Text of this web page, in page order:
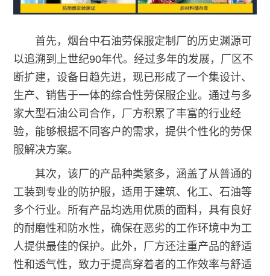
首先，烟台中石油劳保服定制厂的历史渊源可
以追溯到上世纪90年代。经过多年的发展，厂区不
断扩建，设备日趋先进，现已形成了一个集设计、
生产、销售于一体的综合性劳保服企业。通过与多
家大型石油公司合作，厂方积累了丰富的行业经
验，能够根据不同客户的需求，提供个性化的劳保
服解决方案。
其次，该厂的产品种类繁多，涵盖了从普通的
工装到专业的防护服，适用于建筑、化工、石油等
多个行业。所有产品均选用优质的面料，具有良好
的耐磨性和防水性，确保在恶劣的工作环境中为工
人提供最佳的保护。此外，厂方还注重产品的舒适
性和透气性，致力于提高穿着者的工作效率与舒适